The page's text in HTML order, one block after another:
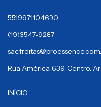
5519971104690
(19)3547-9287
Rua América, 639, Centro,
INÍCIO